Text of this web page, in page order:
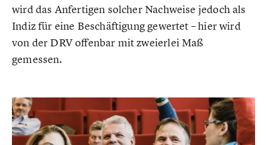
wird das Anfertigen solcher Nachweise jedoch als
Indiz für eine Beschäftigung gewertet – hier wird
von der DRV offenbar mit zweierlei Maß
gemessen.